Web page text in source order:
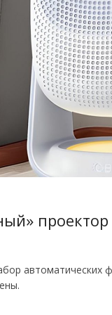
проектор
автоматических